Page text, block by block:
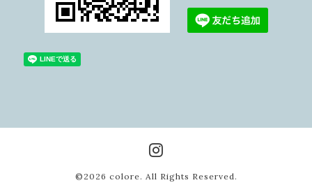
©2026 colore. All Rights Reserved.